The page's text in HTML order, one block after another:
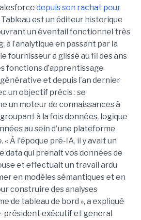
depuis son rachat pour
Tableau est un éditeur historique
un éventail fonctionnel très
à l’analytique en passant par la
fournisseur a glissé au fil des ans
fonctions d’apprentissage
et depuis l’an dernier
un objectif précis : se
un moteur de connaissances à
à la fois données, logique
au sein d'une plateforme
« À l'époque pré-IA, il y avait un
data qui prenait vos données de
et effectuait un travail ardu
en modèles sémantiques et en
construire des analyses
de tableau de bord », a expliqué
président exécutif et general